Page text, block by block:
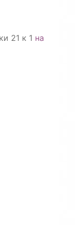
21 к 1 на